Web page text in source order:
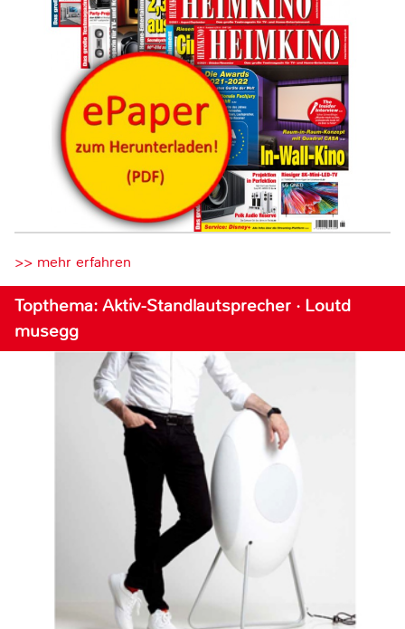
>> mehr erfahren
Topthema: Aktiv-Standlautsprecher · Loutd
musegg